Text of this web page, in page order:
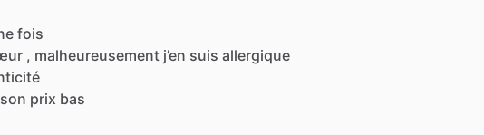
fois
, malheureusement j’en suis allergique
son prix bas